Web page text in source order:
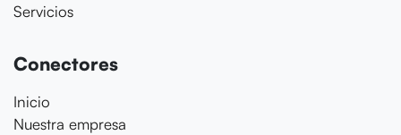
Servicios
Conectores
Inicio
Nuestra empresa